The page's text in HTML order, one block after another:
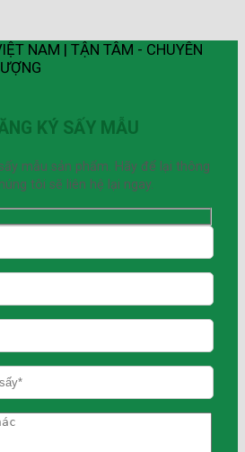
NAM | TẬN TÂM - CHUYÊN
KÝ SẤY MẪU
mẫu sản phẩm. Hãy để lại thông
tôi sẽ liên hệ lại ngay.